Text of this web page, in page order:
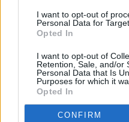
I want to opt-out of
Personal Data for
Opted In
I want to opt-out of
Retention, Sale, and/or
Personal Data that Is
Purposes for which it
Opted In
CONFIRM